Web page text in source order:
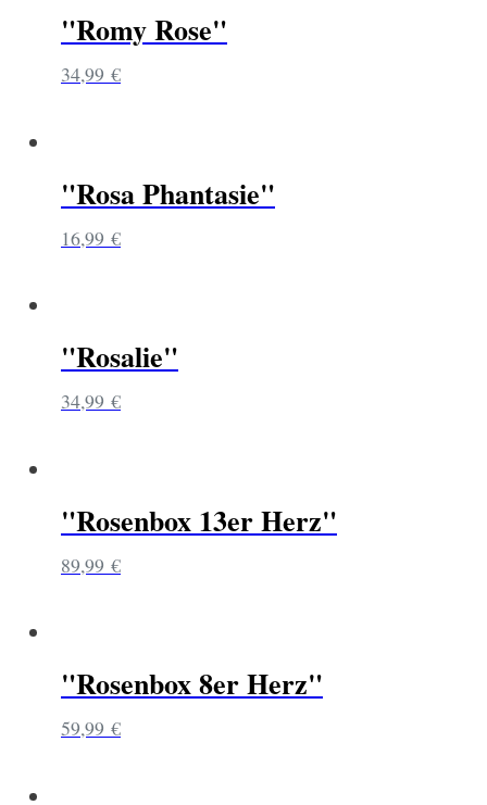
"Romy Rose"
34,99 €
"Rosa Phantasie"
16,99 €
"Rosalie"
34,99 €
"Rosenbox 13er Herz"
89,99 €
"Rosenbox 8er Herz"
59,99 €